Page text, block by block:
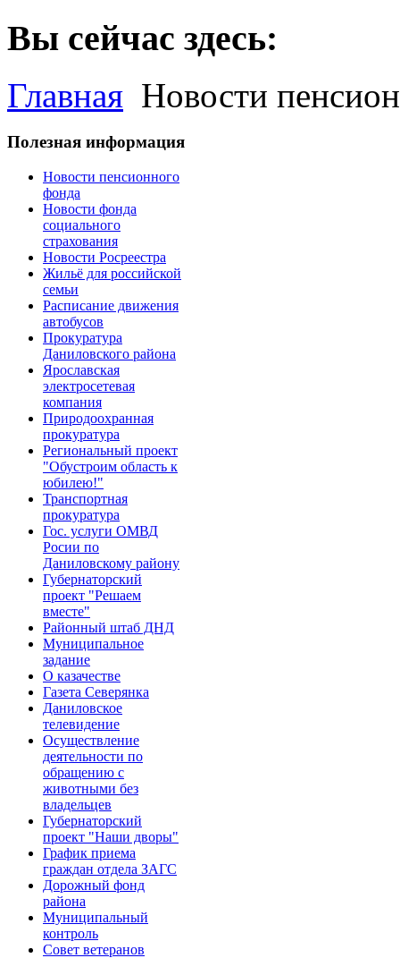
Вы сейчас здесь:
Главная Новости
Полезная информация
Новости пенсионного
фонда
Новости фонда
социального
страхования
Новости Росреестра
Жильё для российской
семьи
Расписание движения
автобусов
Прокуратура
Даниловского района
Ярославская
электросетевая
компания
Природоохранная
прокуратура
Региональный проект
"Обустроим область к
юбилею!"
Транспортная
прокуратура
Гос. услуги ОМВД
Росии по
Даниловскому району
Губернаторский
проект "Решаем
вместе"
Районный штаб ДНД
Муниципальное
задание
О казачестве
Газета Северянка
Даниловское
телевидение
Осуществление
деятельности по
обращению с
животными без
владельцев
Губернаторский
проект "Наши дворы"
График приема
граждан отдела ЗАГС
Дорожный фонд
района
Муниципальный
контроль
Совет ветеранов